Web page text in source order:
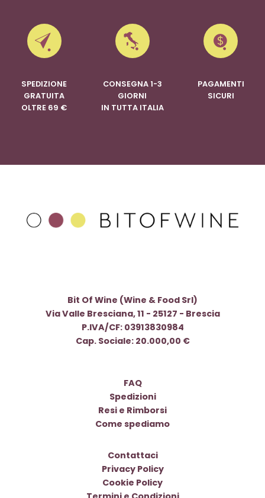
SPEDIZIONE
GRATUITA
OLTRE 69 €
CONSEGNA 1-3
GIORNI
IN TUTTA ITALIA
PAGAMENTI
SICURI
Bit Of Wine (Wine & Food Srl)
Via Valle Bresciana, 11 - 25127 - Brescia
P.IVA/CF: 03913830984
Cap. Sociale: 20.000,00 €
FAQ
Spedizioni
Resi e Rimborsi
Come spediamo
Contattaci
Privacy Policy
Cookie Policy